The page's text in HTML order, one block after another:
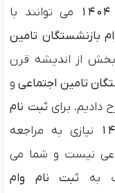
می توانند با
بازنشستگان تامین
بخش از اندیشه قرن
و
دادیم. برای ثبت نام
نیازی به مراجعه
نیست و شما می
به ثبت نام وام